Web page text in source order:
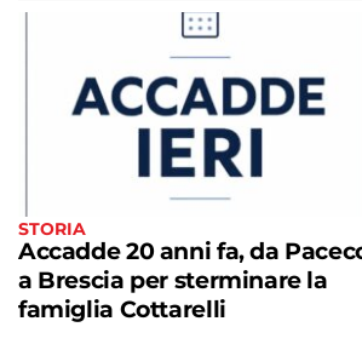
STORIA
Accadde 20 anni fa, da
a Brescia per sterminare la
famiglia Cottarelli